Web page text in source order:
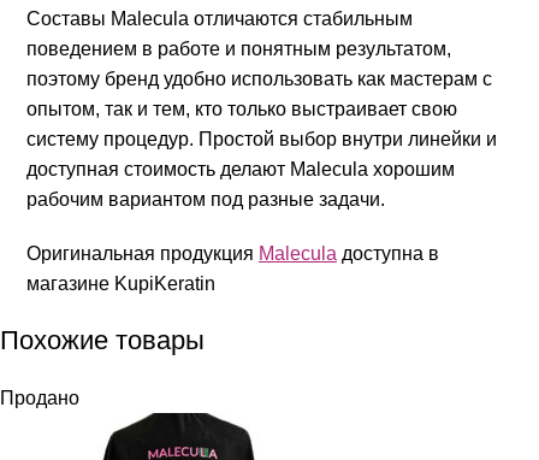
Составы Malecula отличаются стабильным
поведением в работе и понятным результатом,
поэтому бренд удобно использовать как мастерам с
опытом, так и тем, кто только выстраивает свою
систему процедур. Простой выбор внутри линейки и
доступная стоимость делают Malecula хорошим
рабочим вариантом под разные задачи.
Оригинальная продукция Malecula доступна в
магазине KupiKeratin
Похожие товары
Продано